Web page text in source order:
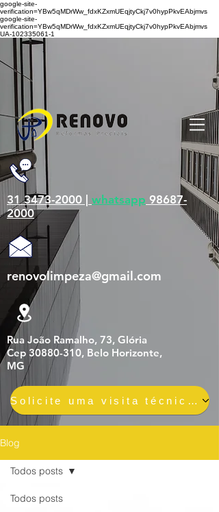
google-site-
verification=YBw5qMDrWw_fdxKZxmUEqjtyCkj7v0hypPkvEAbjmvs
google-site-
verification=YBw5qMDrWw_fdxKZxmUEqjtyCkj7v0hypPkvEAbjmvs
UA-102335061-1
31 3473-2000 | whatsapp 98687-
2000
renovolimpeza@gmail.com
Rua João Ramalho, 73, Glória
Cep 30880-310, Belo Horizonte,
MG
Solicite uma visita técnica gratuita e sem compromisso
Blog
Todos posts
Todos posts